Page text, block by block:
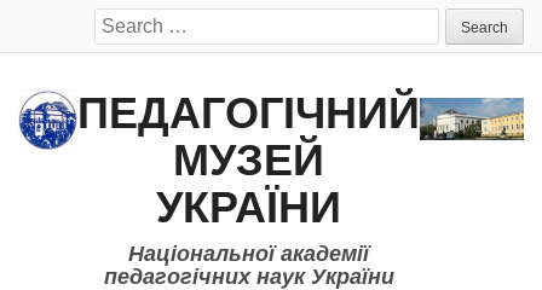
Search
for:
ПЕДАГОГІЧНИЙ
МУЗЕЙ
УКРАЇНИ
Національної академії
педагогічних наук України